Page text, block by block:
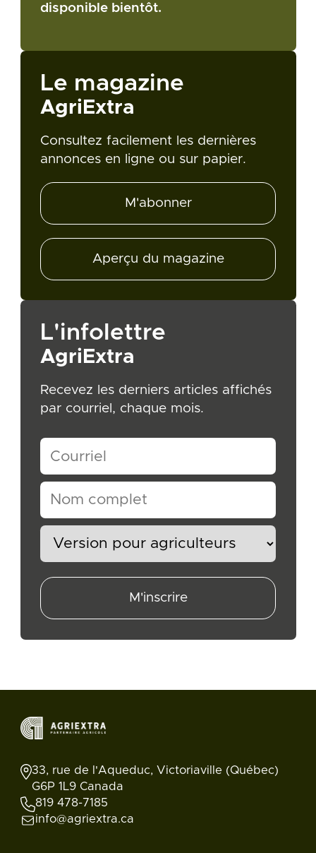
disponible bientôt.
Le magazine
AgriExtra
Consultez facilement les dernières
annonces en ligne ou sur papier.
M'abonner
Aperçu du magazine
L'infolettre
AgriExtra
Recevez les derniers articles affichés
par courriel, chaque mois.
M'inscrire
33, rue de l'Aqueduc, Victoriaville (Québec)
G6P 1L9 Canada
819 478-7185
info@agriextra.ca